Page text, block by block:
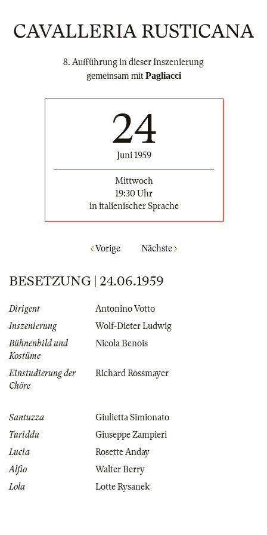
CAVALLERIA RUSTICANA
8. Aufführung in dieser Inszenierung
gemeinsam mit Pagliacci
24
Juni 1959
Mittwoch
19:30 Uhr
in italienischer Sprache
Vorige Nächste
BESETZUNG | 24.06.1959
Dirigent
Antonino Votto
Inszenierung
Wolf-Dieter Ludwig
Bühnenbild und
Kostüme
Nicola Benois
Einstudierung der
Chöre
Richard Rossmayer
Santuzza
Giulietta Simionato
Turiddu
Giuseppe Zampieri
Lucia
Rosette Anday
Alfio
Walter Berry
Lola
Lotte Rysanek